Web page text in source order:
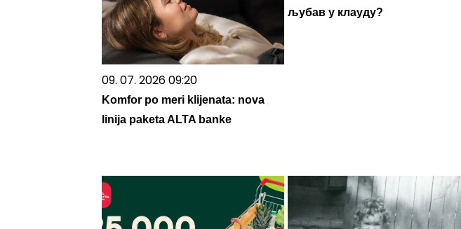
09. 07. 2026 09:20
Komfor po meri klijenata: nova
linija paketa ALTA banke
љубав у клауду?